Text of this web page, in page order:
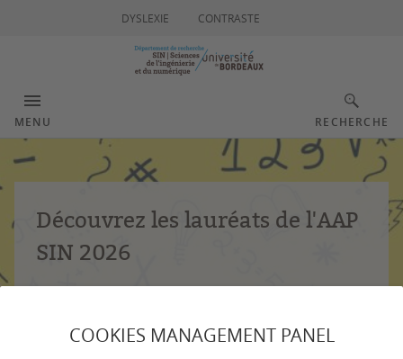
COOKIES MANAGEMENT PANEL
DYSLEXIE CONTRASTE
MENU RECHERCHE
Découvrez les lauréats de l'AAP
SIN 2026
scientifique.